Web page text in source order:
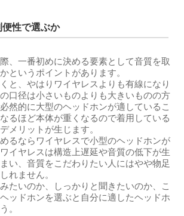
性で選ぶか
、一番初めに決める要素として音質を取
というポイントがあります。
と、やはりワイヤレスよりも有線になり
口径は小さいものよりも大きいものの方
然的に大型のヘッドホンが適しているこ
るほど本体が重くなるので着用している
メリットが生じます。
るならワイヤレスで小型のヘッドホンが
イヤレスは構造上遅延や音質の低下が生
い、音質をこだわりたい人にはやや物足
れません。
たいのか、しっかりと聞きたいのか、こ
ッドホンを選ぶと自分に適したヘッドホ
。